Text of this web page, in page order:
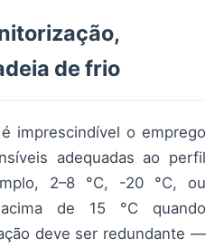
de frio
imprescindível o emprego
adequadas ao perfil
2–8 °C, -20 °C, ou
de 15 °C quando
deve ser redundante —